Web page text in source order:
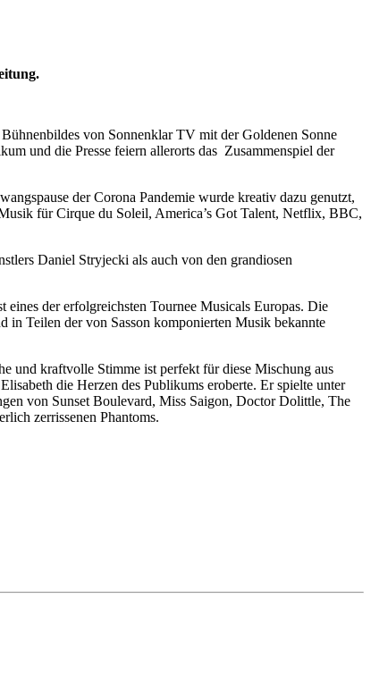
von Sonnenklar TV mit der Goldenen Sonne
und die Presse feiern allerorts das Zusammenspiel der
der Corona Pandemie wurde kreativ dazu genutzt,
für Cirque du Soleil, America’s Got Talent, Netflix, BBC,
Daniel Stryjecki als auch von den grandiosen
eines der erfolgreichsten Tournee Musicals Europas. Die
in Teilen der von Sasson komponierten Musik bekannte
und kraftvolle Stimme ist perfekt für diese Mischung aus
die Herzen des Publikums eroberte. Er spielte unter
von Sunset Boulevard, Miss Saigon, Doctor Dolittle, The
zerrissenen Phantoms.